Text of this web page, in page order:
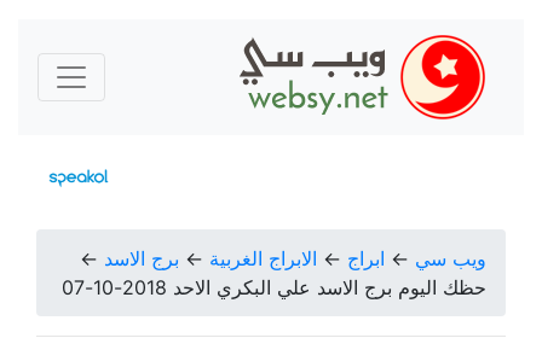
ويب سي ← ابراج ← الابراج الغربية ← برج الاسد ←
حظك اليوم برج الاسد علي البكري الاحد 2018-10-07